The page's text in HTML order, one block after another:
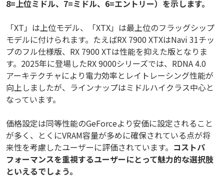
8=上位ミドル、7=ミドル、6=エントリー）を示します。
「XT」は上位モデル、「XTX」は最上位のフラッグシップ
モデルに付けられます。たえばRX 7900 XTXはNavi 31チッ
プのフル仕様版、RX 7900 XTは性能を抑えた版となりま
す。2025年に登場したRX 9000シリーズでは、RDNA 4.0
アーキテクチャにより電力効率とレイトレーシング性能が
向上しましたが、ラインナップはミドルハイクラス中心と
なっています。
価格設定は同等性能のGeForceより安価に設定されること
が多く、とくにVRAM容量が多めに確保されている点が将
来性を考慮したユーザーに評価されています。 コストパ
フォーマンスを重視するユーザーにとって魅力的な選択肢
といえるでしょう。